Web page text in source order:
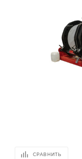
СРАВНИТЬ